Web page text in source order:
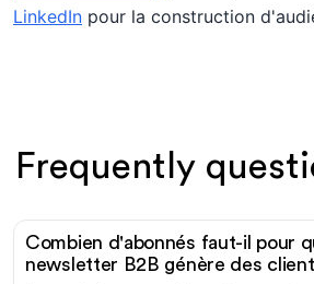
LinkedIn pour la construction
Frequently
Combien d'abonnés faut-il pour
newsletter B2B génère des